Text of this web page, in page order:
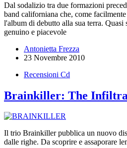
Dal sodalizio tra due formazioni
band californiana che, come
l'album di debutto alla sua terra. Quasi
genuino e piacevole
Antonietta Frezza
23 Novembre 2010
Recensioni Cd
Brainkiller: The
Il trio Brainkiller pubblica un nuovo
dalle righe. Da scoprire e assaporare